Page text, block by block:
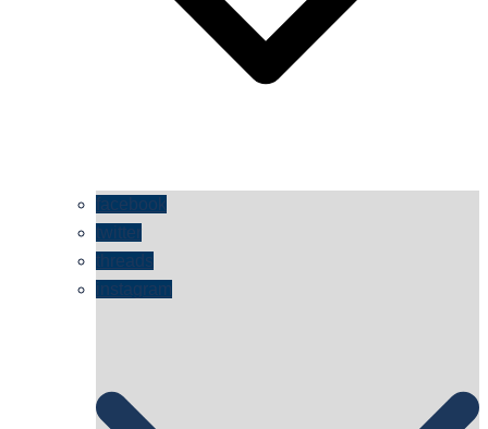
facebook
twitter
threads
instagram